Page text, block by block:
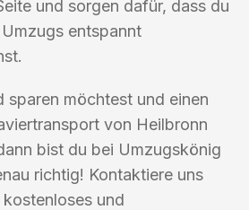
und sorgen dafür, dass du
entspannt
sparen möchtest und einen
von Heilbronn
bist du bei Umzugskönig
richtig! Kontaktiere uns
und